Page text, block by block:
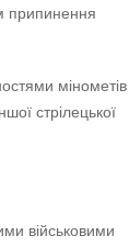
припинення
мінометів
стрілецької
військовими